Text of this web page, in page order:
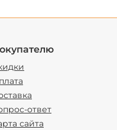
ответ
сайта